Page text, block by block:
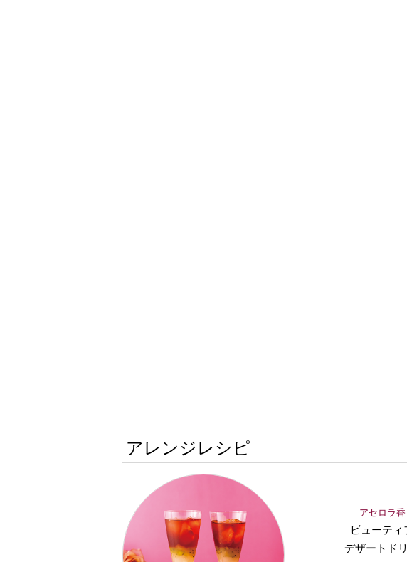
アレンジレシピ
アセロラ
ビューティ
デザートド